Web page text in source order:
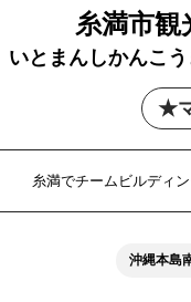
糸満市観
いとまんしかんこ
糸満でチームビルディ
沖縄本島